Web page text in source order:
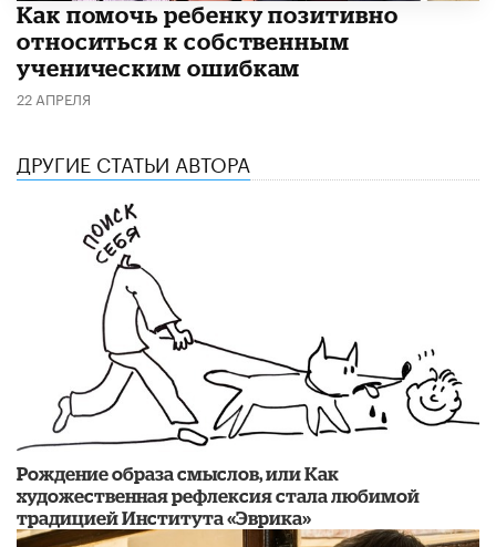
Как помочь ребенку позитивно
относиться к собственным
ученическим ошибкам
22 АПРЕЛЯ
ДРУГИЕ СТАТЬИ АВТОРА
Рождение образа смыслов, или Как
художественная рефлексия стала любимой
традицией Института «Эврика»